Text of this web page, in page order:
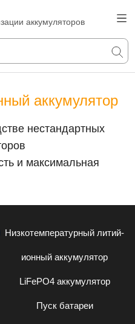
аккумуляторов
аккумулятор
нестандартных
и максимальная
Низкотемпературный литий-
ионный аккумулятор
LiFePO4 аккумулятор
Пуск батареи